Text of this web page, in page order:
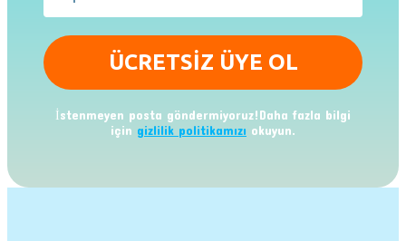
İstenmeyen posta göndermiyoruz!Daha fazla bilgi
için gizlilik politikamızı okuyun.